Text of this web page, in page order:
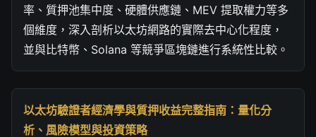
率、質押池集中度、硬體供應鏈、MEV 提取權力等多
個維度，深入剖析以太坊網路的實際去中心化程度，
並與比特幣、Solana 等競爭區塊鏈進行系統性比較。
以太坊驗證者經濟學與質押收益完整指南：量化分
析、風險模型與投資策略